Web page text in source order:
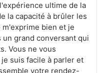
ultime de la
la capacité à brûler les
bien et je
un grand conversant qui
Vous ne vous
suis facile à parler et